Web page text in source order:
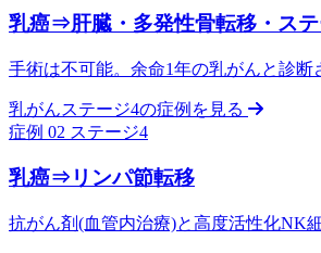
乳癌⇒肝臓・多発性骨転移・ス
手術は不可能。余命1年の乳がんと診
乳がんステージ4の症例を見る
症例 02 ステージ4
乳癌⇒リンパ節転移
抗がん剤(血管内治療)と高度活性化NK